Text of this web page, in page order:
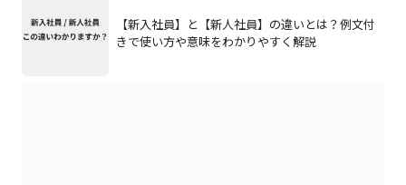
【新入社員】と【新人社員】の違いとは？例文付
きで使い方や意味をわかりやすく解説